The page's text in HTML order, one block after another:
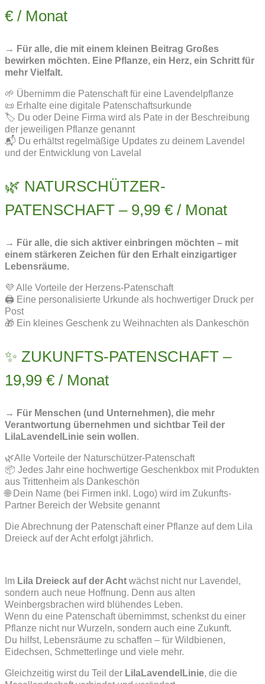
€ / Monat
→ Für alle, die mit einem kleinen Beitrag Großes
bewirken möchten. Eine Pflanze, ein Herz, ein Schritt für
mehr Vielfalt.
🌱 Übernimm die Patenschaft für eine Lavendelpflanze
📜 Erhalte eine digitale Patenschaftsurkunde
🏷️ Du oder Deine Firma wird als Pate in der Beschreibung
der jeweiligen Pflanze genannt
📬 Du erhältst regelmäßige Updates zu deinem Lavendel
und der Entwicklung von Lavelal
🌿 NATURSCHÜTZER-
PATENSCHAFT – 9,99 € / Monat
→ Für alle, die sich aktiver einbringen möchten – mit
einem stärkeren Zeichen für den Erhalt einzigartiger
Lebensräume.
💜 Alle Vorteile der Herzens-Patenschaft
🖨️ Eine personalisierte Urkunde als hochwertiger Druck per
Post
🎁 Ein kleines Geschenk zu Weihnachten als Dankeschön
✨ ZUKUNFTS-PATENSCHAFT –
19,99 € / Monat
→ Für Menschen (und Unternehmen), die mehr
Verantwortung übernehmen und sichtbar Teil der
LilaLavendelLinie sein wollen.
🌿Alle Vorteile der Naturschützer-Patenschaft
📦 Jedes Jahr eine hochwertige Geschenkbox mit Produkten
aus Trittenheim als Dankeschön
🌐 Dein Name (bei Firmen inkl. Logo) wird im Zukunfts-
Partner Bereich der Website genannt
Die Abrechnung der Patenschaft einer Pflanze auf dem Lila
Dreieck auf der Acht erfolgt jährlich.
Im Lila Dreieck auf der Acht wächst nicht nur Lavendel,
sondern auch neue Hoffnung. Denn aus alten
Weinbergsbrachen wird blühendes Leben.
Wenn du eine Patenschaft übernimmst, schenkst du einer
Pflanze nicht nur Wurzeln, sondern auch eine Zukunft.
Du hilfst, Lebensräume zu schaffen – für Wildbienen,
Eidechsen, Schmetterlinge und viele mehr.
Gleichzeitig wirst du Teil der LilaLavendelLinie, die die